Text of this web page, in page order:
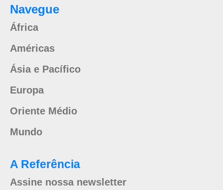
Navegue
África
Américas
Ásia e Pacífico
Europa
Oriente Médio
Mundo
A Referência
Assine nossa newsletter